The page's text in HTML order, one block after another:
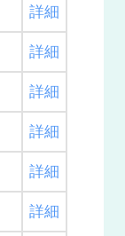
詳細
詳細
詳細
詳細
詳細
詳細